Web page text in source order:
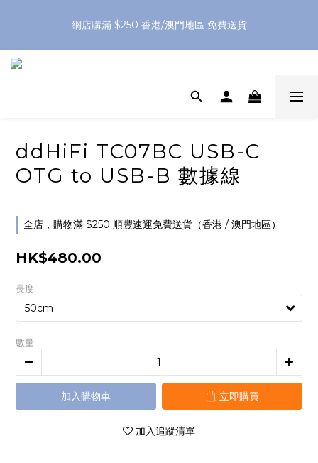
網店購滿 $250 香港/澳門地區 免費送貨
XPay（先買後付 免息分 3 期）- 新用戶首次消費滿 HK$100 即
ddHiFi TC07BC USB-C
OTG to USB-B 數據線
全店，購物滿 $250 順豐速運免費送貨（香港 / 澳門地區）
HK$480.00
長度
數量
加入購物車 立即購買
加入追蹤清單